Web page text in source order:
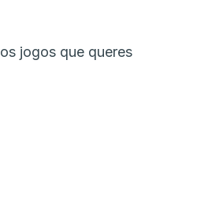
jogos que queres